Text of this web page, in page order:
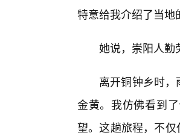
特意给我介绍了当地
她说，崇阳人勤
离开铜钟乡时
金黄。我仿佛看到
望。这趟旅程，不